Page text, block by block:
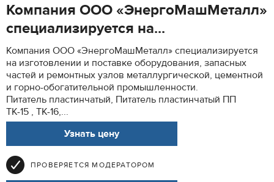
Компания ООО «ЭнергоМашМеталл»
специализируется на...
Компания ООО «ЭнергоМашМеталл» специализируется
на изготовлении и поставке оборудования, запасных
частей и ремонтных узлов металлургической, цементной
и горно-обогатительной промышленности.
Питатель пластинчатый, Питатель пластинчатый ПП
ТК-15 , ТК-16,...
Узнать цену
ПРОВЕРЯЕТСЯ МОДЕРАТОРОМ